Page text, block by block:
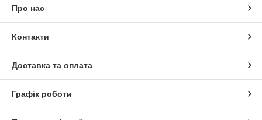
Про нас
Контакти
Доставка та оплата
Графік роботи